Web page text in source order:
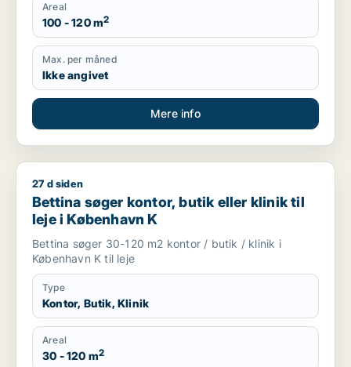
Areal
100 - 120 m2
Max. per måned
Ikke angivet
Mere info
Bettina søger kontor, butik eller klinik til leje i København K
27 d siden
Bettina søger kontor, butik eller klinik til
leje i København K
Bettina søger 30-120 m2 kontor / butik / klinik i
København K til leje
Type
Kontor, Butik, Klinik
Areal
30 - 120 m2